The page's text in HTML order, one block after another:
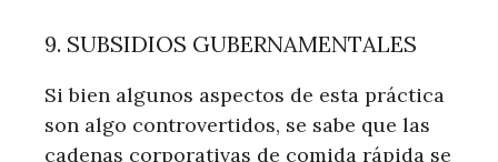
9. SUBSIDIOS GUBERNAMENTALES
Si bien algunos aspectos de esta práctica
son algo controvertidos, se sabe que las
cadenas corporativas de comida rápida se